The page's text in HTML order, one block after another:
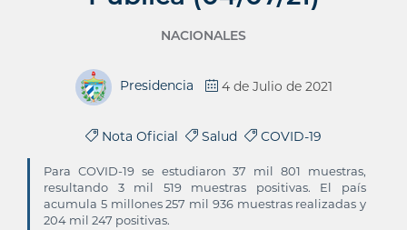
NACIONALES
Presidencia 4 de Julio de 2021
Nota Oficial Salud COVID-19
Para COVID-19 se estudiaron 37 mil 801 muestras,
resultando 3 mil 519 muestras positivas. El país
acumula 5 millones 257 mil 936 muestras realizadas y
204 mil 247 positivas.